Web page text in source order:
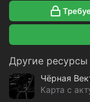
Другие ресурсы
Чёрная